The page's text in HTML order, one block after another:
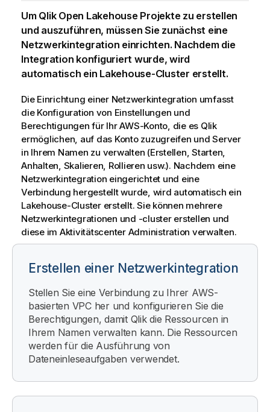
Um Qlik Open LakehouseProjekte zu erstellen
und auszuführen, müssen Sie zunächst eine
Netzwerkintegration einrichten. Nachdem die
Integration konfiguriert wurde, wird
automatisch ein Lakehouse-Cluster erstellt.
Die Einrichtung einer Netzwerkintegration umfasst
die Konfiguration von Einstellungen und
Berechtigungen für Ihr AWS-Konto, die es Qlik
ermöglichen, auf das Konto zuzugreifen und Server
in Ihrem Namen zu verwalten (Erstellen, Starten,
Anhalten, Skalieren, Rollieren usw.). Nachdem eine
Netzwerkintegration eingerichtet und eine
Verbindung hergestellt wurde, wird automatisch ein
Lakehouse-Cluster erstellt. Sie können mehrere
Netzwerkintegrationen und -cluster erstellen und
diese im Aktivitätscenter Administration verwalten.
Erstellen einer Netzwerkintegration
Stellen Sie eine Verbindung zu Ihrer AWS-
basierten VPC her und konfigurieren Sie die
Berechtigungen, damit Qlikdie Ressourcen in
Ihrem Namen verwalten kann. Die Ressourcen
werden für die Ausführung von
Dateneinleseaufgaben verwendet.